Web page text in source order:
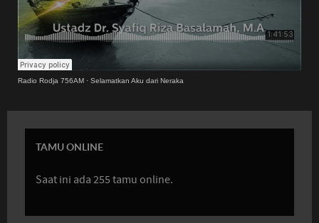
Radio Rodja 756AM · Selamatkan Aku dari Neraka
TAMU ONLINE
Saat ini ada 255 tamu online.